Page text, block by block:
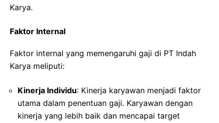
Karya.
Faktor Internal
Faktor internal yang memengaruhi gaji di PT Indah
Karya meliputi:
Kinerja Individu: Kinerja karyawan menjadi faktor
utama dalam penentuan gaji. Karyawan dengan
kinerja yang lebih baik dan mencapai target